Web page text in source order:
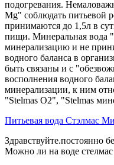
подогревания.
Mg" соблюдать питьевой
принимаются до 1,5л в
пищи. Минеральная вода
минерализацию и не
водного баланса в
быть связаны и с
восполнения водного
минерализации, к ним
"Stelmas О2", "Stelmas
Питьевая вода Стэлмас
Здравствуйте.постоянно
Можно ли на воде